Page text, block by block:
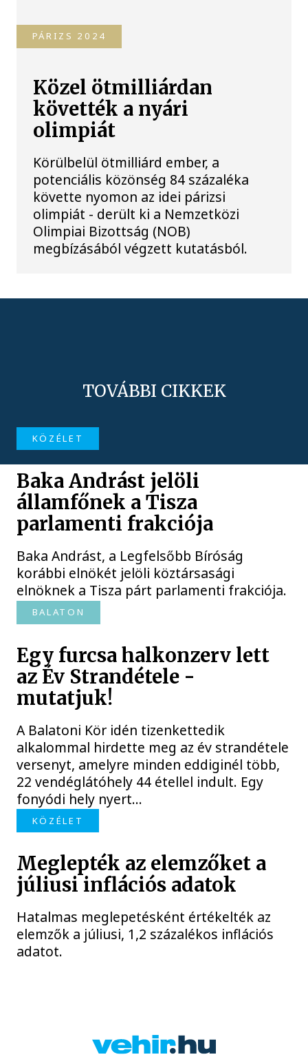
PÁRIZS 2024
Közel ötmilliárdan
követték a nyári
olimpiát
Körülbelül ötmilliárd ember, a
potenciális közönség 84 százaléka
követte nyomon az idei párizsi
olimpiát - derült ki a Nemzetközi
Olimpiai Bizottság (NOB)
megbízásából végzett kutatásból.
TOVÁBBI CIKKEK
KÖZÉLET
Baka Andrást jelöli
államfőnek a Tisza
parlamenti frakciója
Baka Andrást, a Legfelsőbb Bíróság
korábbi elnökét jelöli köztársasági
elnöknek a Tisza párt parlamenti frakciója.
BALATON
Egy furcsa halkonzerv lett
az Év Strandétele -
mutatjuk!
A Balatoni Kör idén tizenkettedik
alkalommal hirdette meg az év strandétele
versenyt, amelyre minden eddiginél több,
22 vendéglátóhely 44 étellel indult. Egy
fonyódi hely nyert...
KÖZÉLET
Meglepték az elemzőket a
júliusi inflációs adatok
Hatalmas meglepetésként értékelték az
elemzők a júliusi, 1,2 százalékos inflációs
adatot.